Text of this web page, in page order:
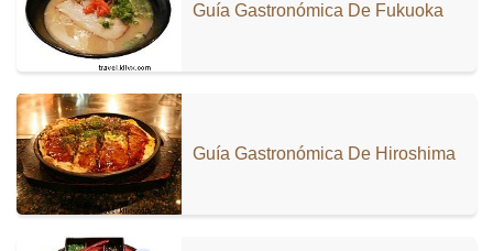
Guía Gastronómica De Fukuoka
Guía Gastronómica De Hiroshima